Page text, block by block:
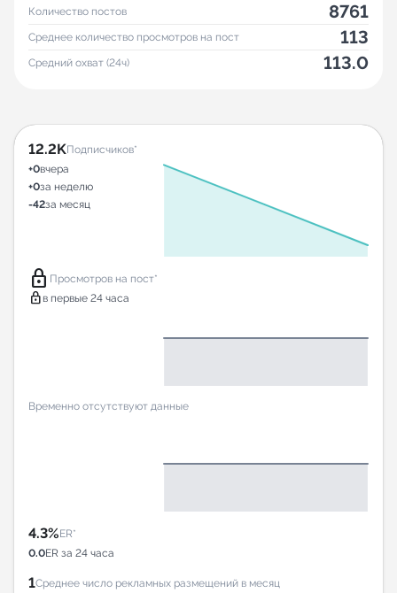
Количество постов 8761
Среднее количество просмотров на пост 113
Средний охват (24ч) 113.0
12.2KПодписчиков*
+0вчера
+0за неделю
-42за месяц
lock Просмотров на пост*
lock в первые 24 часа
Временно отсутствуют данные
4.3%ER*
0.0ER за 24 часа
1Среднее число рекламных размещений в месяц